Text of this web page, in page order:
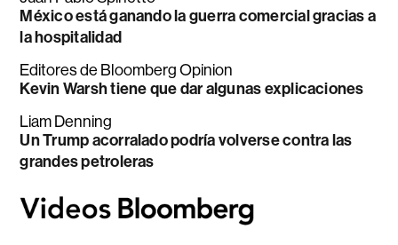
México está ganando la guerra comercial gracias a
la hospitalidad
Editores de Bloomberg Opinion
Kevin Warsh tiene que dar algunas explicaciones
Liam Denning
Un Trump acorralado podría volverse contra las
grandes petroleras